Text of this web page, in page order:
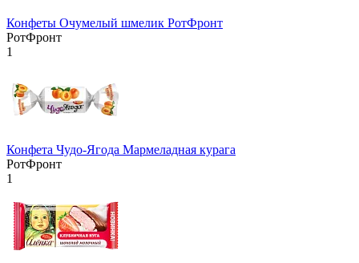
Конфеты Очумелый шмелик РотФронт
РотФронт
1
Конфета Чудо-Ягода Мармеладная курага
РотФронт
1